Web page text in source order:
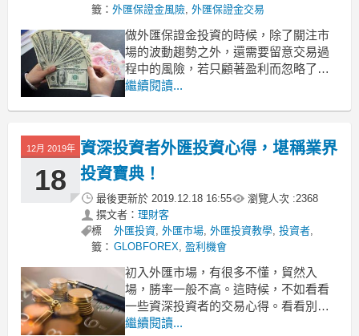
籤： 外匯保證金風險,外匯保證金交易
做外匯保證金投資的時候，除了關注市
場的波動趨勢之外，還需要留意交易過
程中的風險，若只顧著盈利而忽略了風
險，即使產生了投資收益也不能長久擁
匯保證金風險呢？
做好止贏損比任何分析都管用
外匯保證金風險出現的主要原因是市場
繼續閱讀...
12月 2019年
18
資深投資者外匯投資心得，堪稱業界
投資寶典！
最後更新於 2019.12.18 16:55 瀏覽人次 :2368
撰文者： 理財客
標
籤：
外匯投資, 外匯市場, 外匯投資教學, 投資者,
GLOBFOREX, 盈利機會
初入外匯市場，有很多不懂，貿然入
場，勝率一般不高。這時候，不如看看
一些資深投資者的交易心得。看看別人
怎麼做交易，可以學習很多外匯投資知
繼續閱讀...